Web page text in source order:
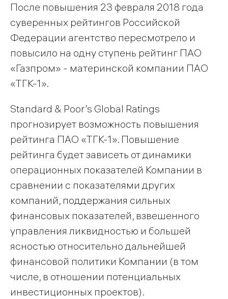
После повышения 23 февраля 2018 года
суверенных рейтингов Российской
Федерации агентство пересмотрело и
повысило на одну ступень рейтинг ПАО
«Газпром» - материнской компании ПАО
«ТГК-1».
Standard & Poor’s Global Ratings
прогнозирует возможность повышения
рейтинга ПАО «ТГК-1». Повышение
рейтинга будет зависеть от динамики
операционных показателей Компании в
сравнении с показателями других
компаний, поддержания сильных
финансовых показателей, взвешенного
управления ликвидностью и большей
ясностью относительно дальнейшей
финансовой политики Компании (в том
числе, в отношении потенциальных
инвестиционных проектов).